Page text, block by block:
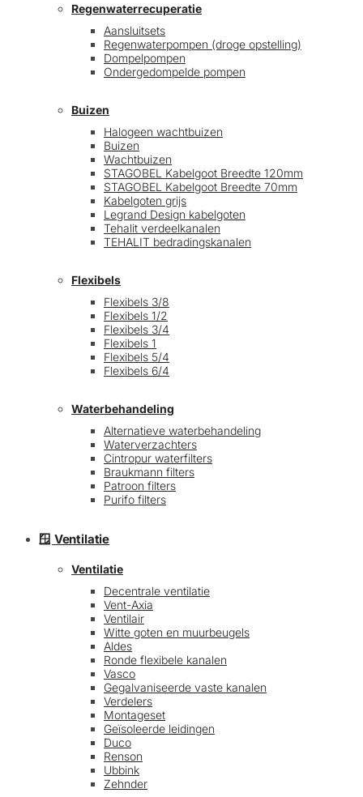
Regenwaterrecuperatie
Aansluitsets
Regenwaterpompen (droge opstelling)
Dompelpompen
Ondergedompelde pompen
Buizen
Halogeen wachtbuizen
Buizen
Wachtbuizen
STAGOBEL Kabelgoot Breedte 120mm
STAGOBEL Kabelgoot Breedte 70mm
Kabelgoten grijs
Legrand Design kabelgoten
Tehalit verdeelkanalen
TEHALIT bedradingskanalen
Flexibels
Flexibels 3/8
Flexibels 1/2
Flexibels 3/4
Flexibels 1
Flexibels 5/4
Flexibels 6/4
Waterbehandeling
Alternatieve waterbehandeling
Waterverzachters
Cintropur waterfilters
Braukmann filters
Patroon filters
Purifo filters
🪟 Ventilatie
Ventilatie
Decentrale ventilatie
Vent-Axia
Ventilair
Witte goten en muurbeugels
Aldes
Ronde flexibele kanalen
Vasco
Gegalvaniseerde vaste kanalen
Verdelers
Montageset
Geïsoleerde leidingen
Duco
Renson
Ubbink
Zehnder